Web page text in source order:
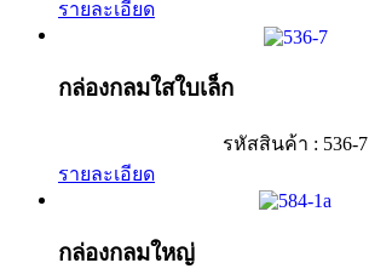
รายละเอียด
กล่องกลมใสใบเล็ก
รหัสสินค้า : 536-7
รายละเอียด
กล่องกลมใหญ่